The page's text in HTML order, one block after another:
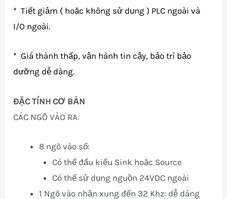
* Tiết giảm ( hoặc không sử dụng ) PLC ngoài và
I/O ngoài.
* Giá thành thấp, vận hành tin cậy, bảo trì bảo
dưỡng dễ dàng.
ĐẶC TÍNH CƠ BẢN
CÁC NGÕ VÀO RA:
8 ngõ vào số:
Có thể đấu kiểu Sink hoặc Source
Có thể sử dụng nguồn 24VDC ngoài
1 Ngõ vào nhận xung đến 32 Khz: dễ dàng